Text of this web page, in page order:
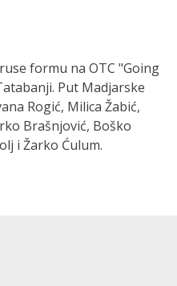
formu na OTC "Going
Put Madjarske
Rogić, Milica Žabić,
Brašnjović, Boško
i Žarko Ćulum.